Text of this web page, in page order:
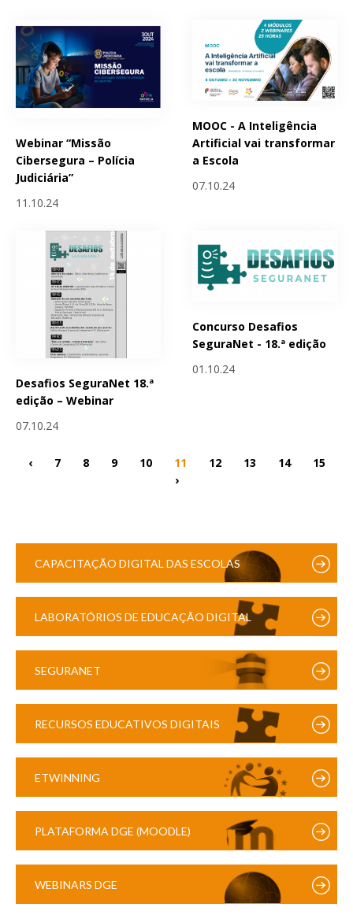
Webinar “Missão
Cibersegura – Polícia
Judiciária”
11.10.24
MOOC - A Inteligência
Artificial vai transformar
a Escola
07.10.24
Desafios SeguraNet 18.ª
edição – Webinar
07.10.24
Concurso Desafios
SeguraNet - 18.ª edição
01.10.24
‹ 7 8 9 10 11 12 13 14
15
›
CAPACITAÇÃO DIGITAL DAS ESCOLAS
LABORATÓRIOS DE EDUCAÇÃO DIGITAL
SEGURANET
RECURSOS EDUCATIVOS DIGITAIS
ETWINNING
PLATAFORMA DGE (MOODLE)
WEBINARS DGE